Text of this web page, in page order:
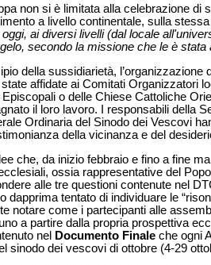
non si è limitata alla celebrazione
a livello continentale, sulla
ai diversi livelli (dal locale
secondo la missione che le è stata
della sussidiarietà,
affidate ai Comitati Organizzatori
o delle Chiese Cattoliche
il loro lavoro. I responsabili della
Ordinaria del Sinodo dei Vescovi
della vicinanza e del
che, da inizio febbraio e fino a fine
ossia rappresentative del
alle tre questioni contenute nel
dapprima tentato di individuare le
notare come i partecipanti alle
a partire dalla propria prospettiva
nel Documento Finale che ogni
sinodo dei vescovi di ottobre (4-29